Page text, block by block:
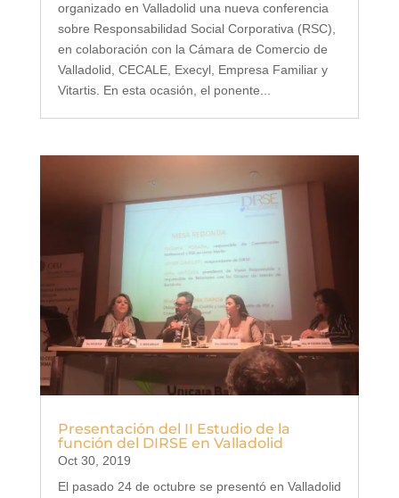
organizado en Valladolid una nueva conferencia
sobre Responsabilidad Social Corporativa (RSC),
en colaboración con la Cámara de Comercio de
Valladolid, CECALE, Execyl, Empresa Familiar y
Vitartis. En esta ocasión, el ponente...
Presentación del II Estudio de la
función del DIRSE en Valladolid
Oct 30, 2019
El pasado 24 de octubre se presentó en Valladolid